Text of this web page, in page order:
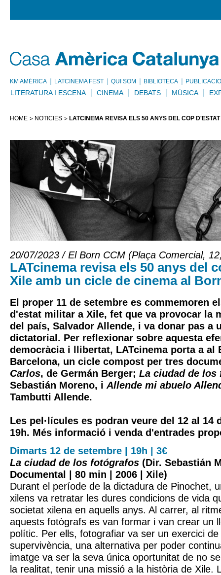
KM AMÈRICA LATCINEMA FEST QUI SOM BIBLIOTECA
LITERATURA I ESCENA CINEMA DEBATS MÚSICA
HOME NOTÍCIES LATCINEMA REVISA ELS 50 ANYS DEL COP
20/07/2023 / El Born CCM (Plaça Comercial,
LATcinema revisa els 50 anys del
Xile amb un cicle de cinema al
El proper 11 de setembre es commemoren
d'estat militar a Xile, fet que va provocar la
del país, Salvador Allende, i va donar pas a
dictatorial. Per reflexionar sobre aquesta
democràcia i llibertat, LATcinema porta a al
Barcelona, un cicle compost per tres
Carlos, de Germán Berger; La ciudad de los
Sebastián Moreno, i Allende mi abuelo
Tambutti Allende.
Les pel·lícules es podran veure del 12 al 14
19h. Més informació i venda d'entrades
Dimarts 12 de setembre | 19h | 3€
La ciudad de los fotógrafos (Dir. Sebastián
Documental | 80 min | 2006 | Xile)
Durant el període de la dictadura de Pinochet,
xilens va retratar les dures condicions de vida
societat xilena en aquells anys. Al carrer, al
aquests fotògrafs es van formar i van crear un
polític. Per ells, fotografiar va ser un exercici
supervivència, una alternativa per poder
imatge va ser la seva única oportunitat de no
la realitat, tenir una missió a la història de Xile.